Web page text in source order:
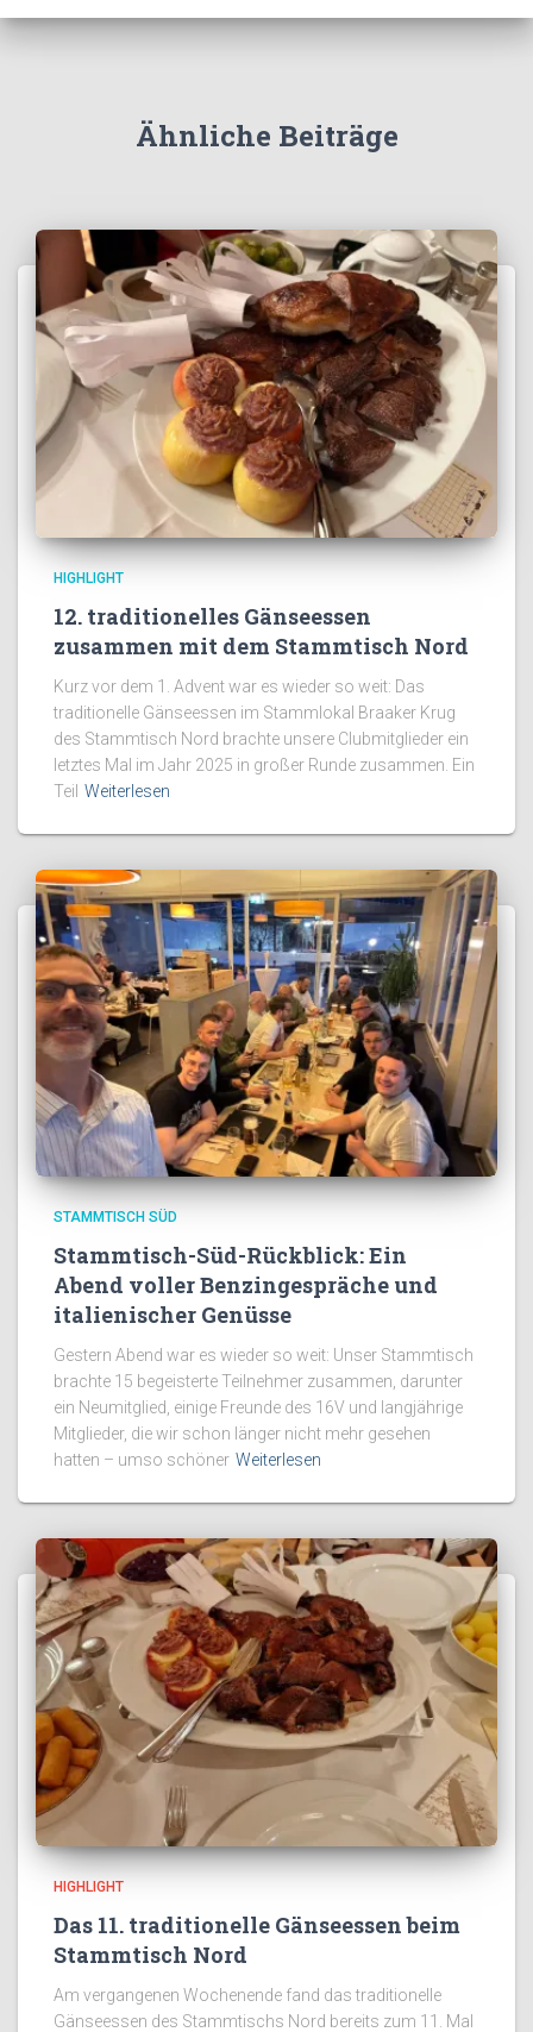
Ähnliche Beiträge
HIGHLIGHT
12. traditionelles Gänseessen
zusammen mit dem Stammtisch Nord
Kurz vor dem 1. Advent war es wieder so weit: Das
traditionelle Gänseessen im Stammlokal Braaker Krug
des Stammtisch Nord brachte unsere Clubmitglieder ein
letztes Mal im Jahr 2025 in großer Runde zusammen. Ein
Teil Weiterlesen
STAMMTISCH SÜD
Stammtisch-Süd-Rückblick: Ein
Abend voller Benzingespräche und
italienischer Genüsse
Gestern Abend war es wieder so weit: Unser Stammtisch
brachte 15 begeisterte Teilnehmer zusammen, darunter
ein Neumitglied, einige Freunde des 16V und langjährige
Mitglieder, die wir schon länger nicht mehr gesehen
hatten – umso schöner Weiterlesen
HIGHLIGHT
Das 11. traditionelle Gänseessen beim
Stammtisch Nord
Am vergangenen Wochenende fand das traditionelle
Gänseessen des Stammtischs Nord bereits zum 11. Mal